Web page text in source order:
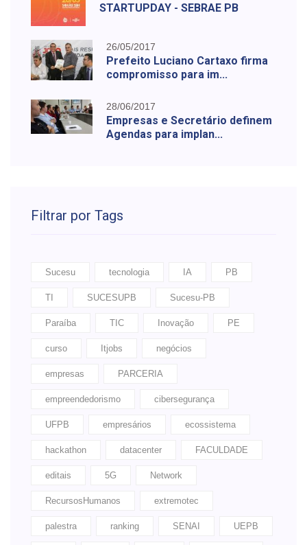
STARTUPDAY - SEBRAE PB
26/05/2017
Prefeito Luciano Cartaxo firma
compromisso para im...
28/06/2017
Empresas e Secretário definem
Agendas para implan...
Filtrar por Tags
Sucesu tecnologia IA PB
TI SUCESUPB Sucesu-PB
Paraíba TIC Inovação PE
curso Itjobs negócios
empresas PARCERIA
empreendedorismo cibersegurança
UFPB empresários ecossistema
hackathon datacenter FACULDADE
editais 5G Network
RecursosHumanos extremotec
palestra ranking SENAI UEPB